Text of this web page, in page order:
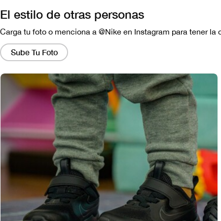
El estilo de otras personas
Carga tu foto o menciona a @Nike en Instagram para tener
Sube Tu Foto
Al
hacer
clic
estos
enlaces,
aparecerá
una
ventana
que
contiene
una
versión
más
grande
imagen.